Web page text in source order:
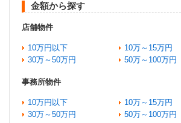
金額から探す
店舗物件
10万円以下 10万～15万円
30万～50万円
50万～100万円
事務所物件
10万円以下 10万～15万円
30万～50万円
50万～100万円